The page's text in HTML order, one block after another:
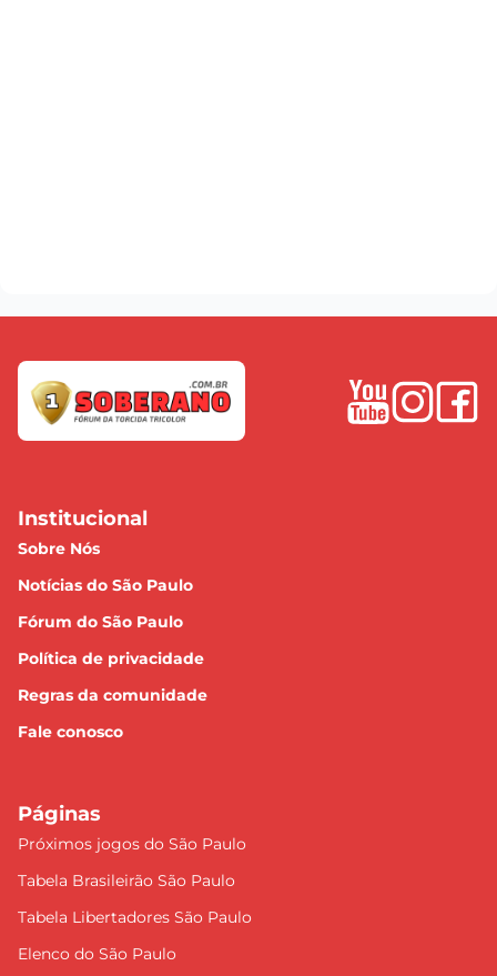
Institucional
Sobre Nós
Notícias do São Paulo
Fórum do São Paulo
Política de privacidade
Regras da comunidade
Fale conosco
Páginas
Próximos jogos do São Paulo
Tabela Brasileirão São Paulo
Tabela Libertadores São Paulo
Elenco do São Paulo